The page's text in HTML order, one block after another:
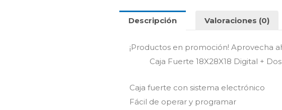
Descripción Valoraciones (0)
¡Productos en promoción! Aprovecha
Caja Fuerte 18X28X18 Digital +
Caja fuerte con sistema electrónico
Fácil de operar y programar